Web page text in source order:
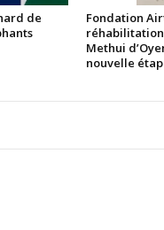
de
Fondation
réhabilitation
Methui
nouvelle